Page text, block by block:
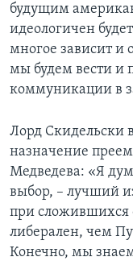
будущим
идеологичен
многое зависит и
мы будем вести и
коммуникации в
Лорд Скидельски
назначение
Медведева: «Я
выбор, – лучший
при сложившихся
либерален, чем
Конечно, мы